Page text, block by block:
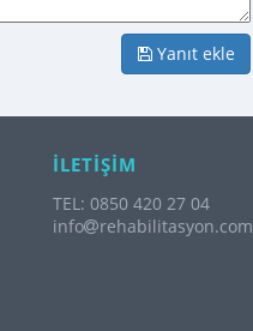
Yanıt ekle
İLETİŞİM
TEL: 0850 420 27 04
info
rehabilitasyon.com